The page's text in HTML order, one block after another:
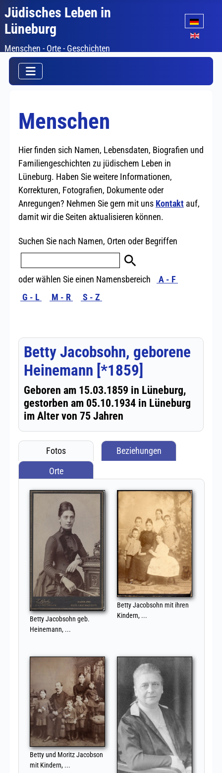
Jüdisches Leben in
Lüneburg
Menschen - Orte - Geschichten
Sprache